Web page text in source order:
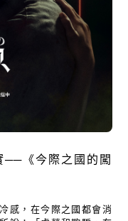
──《今際之國的闖
感，在今際之國都會消